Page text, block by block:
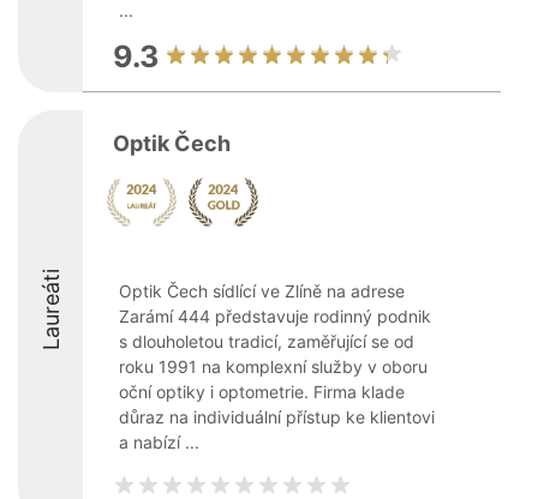
...
9.3
Laureáti
Optik Čech
Optik Čech sídlící ve Zlíně na adrese
Zarámí 444 představuje rodinný podnik
s dlouholetou tradicí, zaměřující se od
roku 1991 na komplexní služby v oboru
oční optiky i optometrie. Firma klade
důraz na individuální přístup ke klientovi
a nabízí ...